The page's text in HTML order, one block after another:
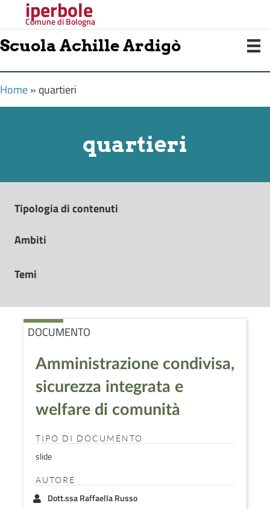
iperbole
Comune di Bologna
Scuola Achille Ardigò
Home» quartieri
quartieri
Tipologia di contenuti
Ambiti
Temi
DOCUMENTO
Amministrazione condivisa,
sicurezza integrata e
welfare di comunità
TIPO DI DOCUMENTO
slide
AUTORE
Dott.ssa Raffaella Russo